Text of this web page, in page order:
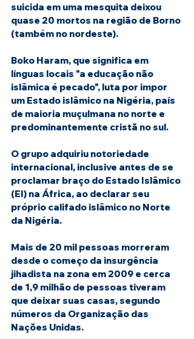
suicida em uma mesquita deixou
quase 20 mortos na região de Borno
(também no nordeste).
Boko Haram, que significa em
línguas locais "a educação não
islâmica é pecado", luta por impor
um Estado islâmico na Nigéria, país
de maioria muçulmana no norte e
predominantemente cristã no sul.
O grupo adquiriu notoriedade
internacional, inclusive antes de se
proclamar braço do Estado Islâmico
(EI) na África, ao declarar seu
próprio califado islâmico no Norte
da Nigéria.
Mais de 20 mil pessoas morreram
desde o começo da insurgência
jihadista na zona em 2009 e cerca
de 1,9 milhão de pessoas tiveram
que deixar suas casas, segundo
números da Organização das
Nações Unidas.